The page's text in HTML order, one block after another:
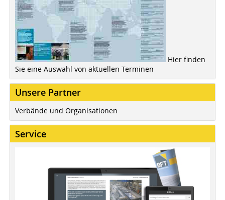
Hier finden
Sie eine Auswahl von aktuellen Terminen
Unsere Partner
Verbände und Organisationen
Service